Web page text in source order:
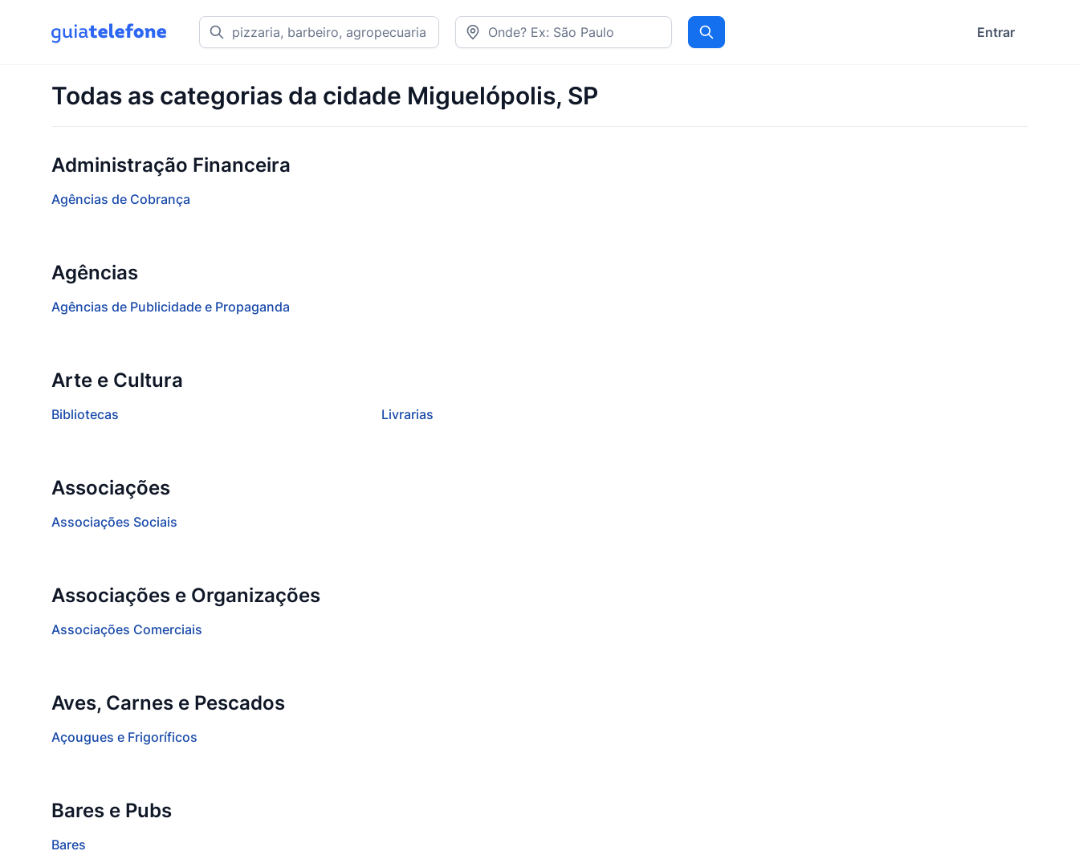
Procurar Entrar
Todas as categorias da cidade Miguelópolis, SP
Administração Financeira
Agências de Cobrança
Agências
Agências de Publicidade e Propaganda
Arte e Cultura
Bibliotecas Livrarias
Associações
Associações Sociais
Associações e Organizações
Associações Comerciais
Aves, Carnes e Pescados
Açougues e Frigoríficos
Bares e Pubs
Bares